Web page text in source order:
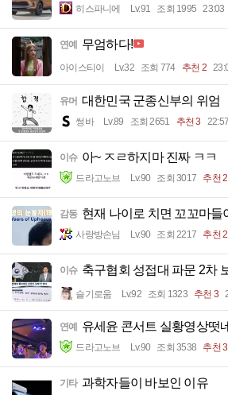
히스파니에 Lv.91 조회 1995 23:03
연예 무엄하다!
아이스티이 Lv.32 조회 774 추천 2
유머 대한민국 군종신부의 위엄
썽바 Lv.89 조회 2651 추천 3 22:57
이슈 아~ ㅈㄹ하지마 진짜 ㅋㅋ
드라고노브 Lv.90 조회 3017 추천 2
감동 현재 나이로 치면 꼬꼬마들
사랑방손님 Lv.90 조회 2217 추천 2
이슈 축구협회 성접대 파문 2차
슬기로움 Lv.92 조회 1323 추천 3
연예 유세윤 콘서트 실황영상떳네
드라고노브 Lv.90 조회 3538 추천 3
기타 과학자들이 바보인 이유